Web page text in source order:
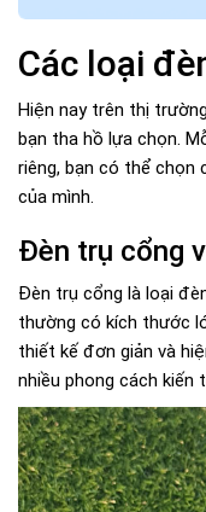
Các loại
Hiện nay trên thị
bạn tha hồ lựa chọn.
riêng, bạn có thể chọn
của mình.
Đèn trụ cổng
Đèn trụ cổng là loại
thường có kích thước
thiết kế đơn giản và
nhiều phong cách